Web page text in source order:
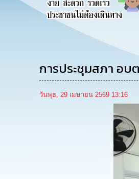
การประชุมสภา อบ
วันพุธ, 29 เมษายน 2569 13:16